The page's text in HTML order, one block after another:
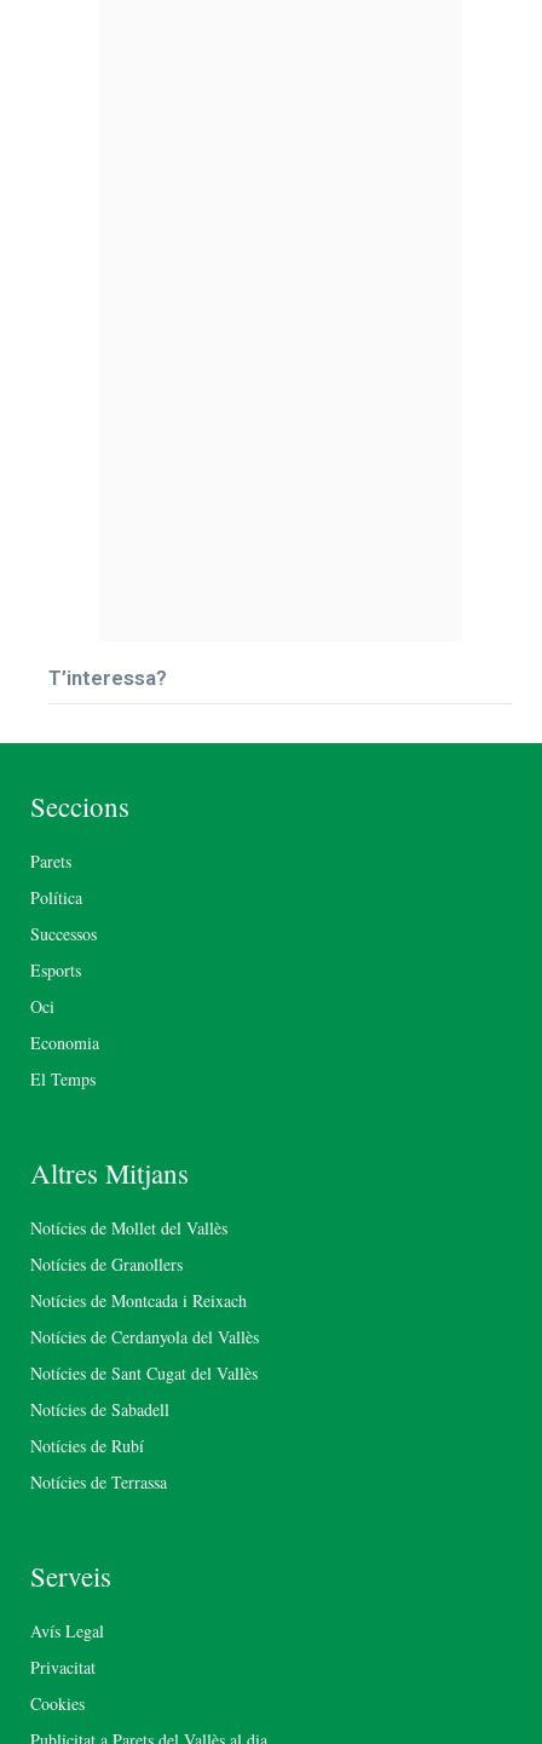
T’interessa?
Seccions
Parets
Política
Successos
Esports
Oci
Economia
El Temps
Altres Mitjans
Notícies de Mollet del Vallès
Notícies de Granollers
Notícies de Montcada i Reixach
Notícies de Cerdanyola del Vallès
Notícies de Sant Cugat del Vallès
Notícies de Sabadell
Notícies de Rubí
Notícies de Terrassa
Serveis
Avís Legal
Privacitat
Cookies